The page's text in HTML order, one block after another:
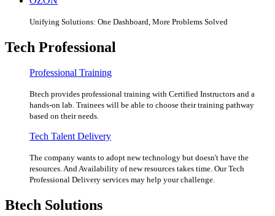
Unifying Solutions: One Dashboard, More Problems Solved
Tech Professional
Professional Training
Btech provides professional training with Certified Instructors and a
hands-on lab. Trainees will be able to choose their training pathway
based on their needs.
Tech Talent Delivery
The company wants to adopt new technology but doesn't have the
resources. And Availability of new resources takes time. Our Tech
Professional Delivery services may help your challenge.
Btech Solutions